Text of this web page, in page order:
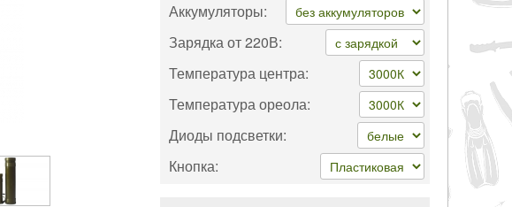
Аккумуляторы:
Зарядка от 220В:
Температура центра:
Температура ореола:
Диоды подсветки:
Кнопка: